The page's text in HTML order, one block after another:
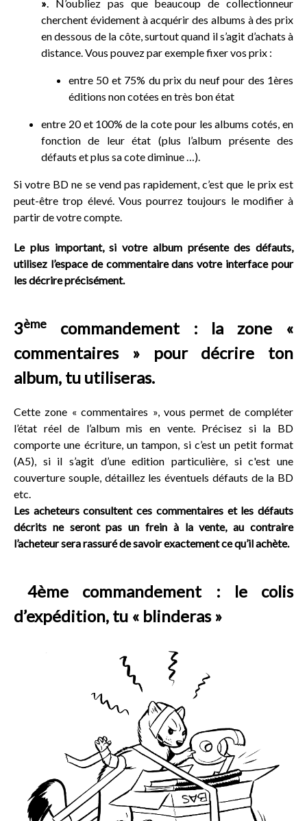
». N’oubliez pas que beaucoup de collectionneur
cherchent évidement à acquérir des albums à des prix
en dessous de la côte, surtout quand il s’agit d’achats à
distance. Vous pouvez par exemple fixer vos prix :
entre 50 et 75% du prix du neuf pour des 1ères
éditions non cotées en très bon état
entre 20 et 100% de la cote pour les albums cotés, en
fonction de leur état (plus l’album présente des
défauts et plus sa cote diminue …).
Si votre BD ne se vend pas rapidement, c’est que le prix est
peut-être trop élevé. Vous pourrez toujours le modifier à
partir de votre compte.
Le plus important, si votre album présente des défauts,
utilisez l’espace de commentaire dans votre interface pour
les décrire précisément.
3ème
commandement : la zone «
commentaires » pour décrire ton
album, tu utiliseras.
Cette zone « commentaires », vous permet de compléter
l’état réel de l’album mis en vente. Précisez si la BD
comporte une écriture, un tampon, si c’est un petit format
(A5), si il s’agit d’une edition particulière, si c'est une
couverture souple, détaillez les éventuels défauts de la BD
etc.
Les acheteurs consultent ces commentaires et les défauts
décrits ne seront pas un frein à la vente, au contraire
l’acheteur sera rassuré de savoir exactement ce qu’il achète.
4ème commandement : le colis
d’expédition, tu « blinderas »